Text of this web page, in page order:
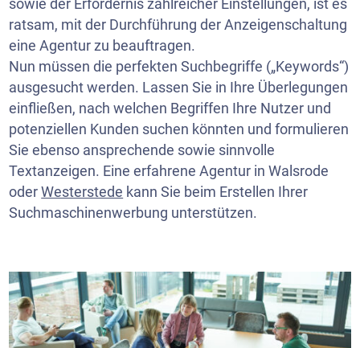
sowie der Erfordernis zahlreicher Einstellungen, ist es
ratsam, mit der Durchführung der Anzeigenschaltung
eine Agentur zu beauftragen.
Nun müssen die perfekten Suchbegriffe („Keywords“)
ausgesucht werden. Lassen Sie in Ihre Überlegungen
einfließen, nach welchen Begriffen Ihre Nutzer und
potenziellen Kunden suchen könnten und formulieren
Sie ebenso ansprechende sowie sinnvolle
Textanzeigen. Eine erfahrene Agentur in Walsrode
oderWesterstede kann Sie beim Erstellen Ihrer
Suchmaschinenwerbung unterstützen.